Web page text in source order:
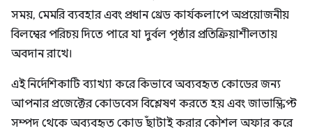
সময়, মেমরি ব্যবহার এবং প্রধান থ্রেড কার্যকলাপে অপ্রয়োজনীয়
বিলম্বের পরিচয় দিতে পারে যা দুর্বল পৃষ্ঠার প্রতিক্রিয়াশীলতায়
অবদান রাখে।
এই নির্দেশিকাটি ব্যাখ্যা করে কিভাবে অব্যবহৃত কোডের জন্য
আপনার প্রজেক্টের কোডবেস বিশ্লেষণ করতে হয় এবং জাভাস্ক্রিপ্ট
সম্পদ থেকে অব্যবহৃত কোড ছাঁটাই করার কৌশল অফার করে